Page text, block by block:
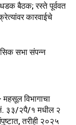
धडक बैठक; रस्ते पूर्ववत
कारवाईचे
सभा संपन्न
महसूल विभागाचा
नं. ३३/२पै/१ मधील २
तरीही २०२५